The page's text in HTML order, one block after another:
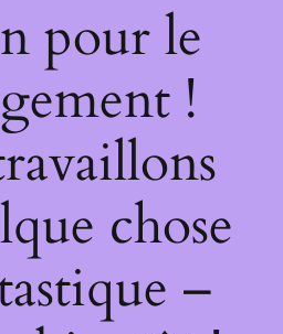
pour le
!
chose
–